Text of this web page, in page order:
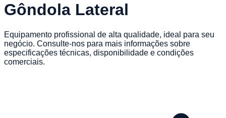
Gôndola Lateral
Equipamento profissional de alta qualidade, ideal para seu
negócio. Consulte-nos para mais informações sobre
especificações técnicas, disponibilidade e condições
comerciais.